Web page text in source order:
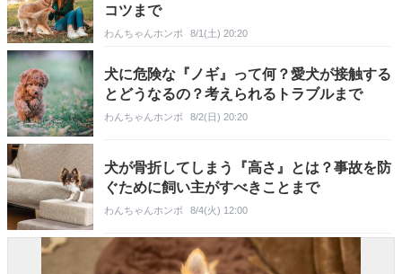
コツまで
わんちゃんホンポ 8/1(土) 20:20
犬に危険な『ノギ』って何？愛犬が接触する
とどうなるの？考えられるトラブルまで
わんちゃんホンポ 8/2(日) 20:20
犬が骨折してしまう『高さ』とは？事故を防
ぐために飼い主がすべきことまで
わんちゃんホンポ 8/4(火) 12:00